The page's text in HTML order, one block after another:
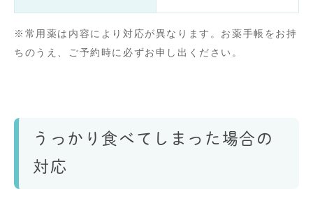
※常用薬は内容により対応が異なります。お薬手帳をお持
ちのうえ、ご予約時に必ずお申し出ください。
うっかり食べてしまった場合の
対応